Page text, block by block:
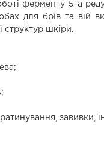
ферменту 5-а
для брів та вій
структур шкіри.
завивки,